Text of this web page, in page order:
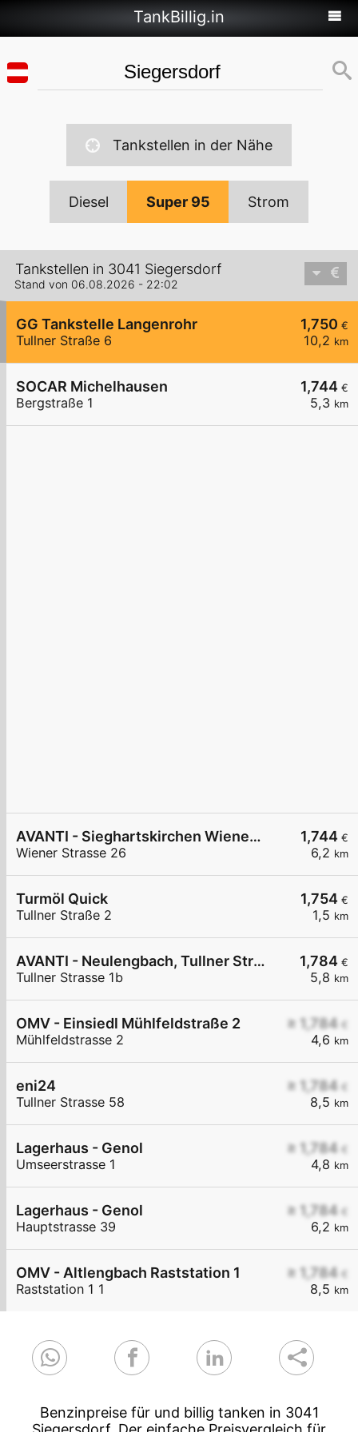
TankBillig.in
Tankstellen in der Nähe
Diesel Super 95 Strom
Tankstellen in 3041 Siegersdorf
Stand von 06.08.2026 - 22:02
1,750 €
10,2 km
GG Tankstelle Langenrohr
Tullner Straße 6
1,744 €
5,3 km
SOCAR Michelhausen
Bergstraße 1
1,744 €
6,2 km
AVANTI - Sieghartskirchen Wiener Straße 26
Wiener Strasse 26
1,754 €
1,5 km
Turmöl Quick
Tullner Straße 2
1,784 €
5,8 km
AVANTI - Neulengbach, Tullner Straße 1b
Tullner Strasse 1b
≥ 1,784 €
4,6 km
OMV - Einsiedl Mühlfeldstraße 2
Mühlfeldstrasse 2
≥ 1,784 €
8,5 km
eni24
Tullner Strasse 58
≥ 1,784 €
4,8 km
Lagerhaus - Genol
Umseerstrasse 1
≥ 1,784 €
6,2 km
Lagerhaus - Genol
Hauptstrasse 39
≥ 1,784 €
8,5 km
OMV - Altlengbach Raststation 1
Raststation 1 1
Benzinpreise für und billig tanken in 3041